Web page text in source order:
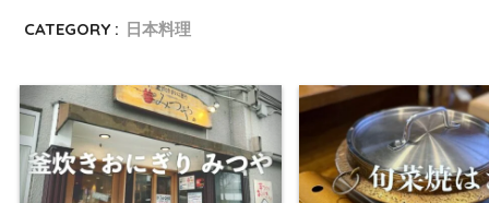
CATEGORY : 日本料理